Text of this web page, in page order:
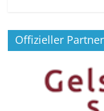
Offizieller Partner